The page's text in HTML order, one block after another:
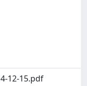
12-15.pdf